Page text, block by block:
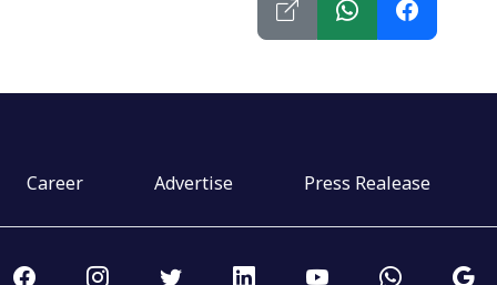
Career Advertise Press Realease